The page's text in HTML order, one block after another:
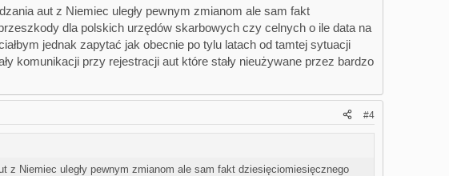
auta postawiłem na sprawdzonych ekspertów z
aut z Niemiec uległy pewnym zmianom ale sam fakt
dla polskich urzędów skarbowych czy celnych o ile data na
jednak zapytać jak obecnie po tylu latach od tamtej sytuacji
komunikacji przy rejestracji aut które stały nieużywane przez bardzo
#4
Niemiec uległy pewnym zmianom ale sam fakt dziesięciomiesięcznego